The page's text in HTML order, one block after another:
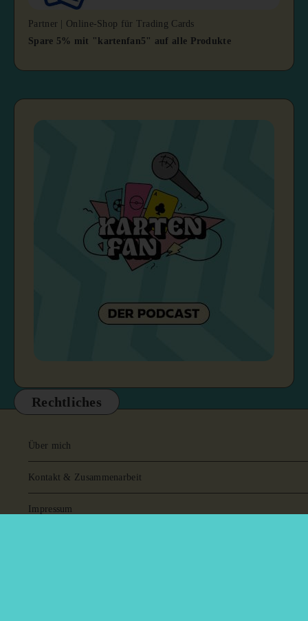
Partner | Online-Shop für Trading Cards
Spare 5% mit "kartenfan5" auf alle Produkte
Rechtliches
Über mich
Kontakt & Zusammenarbeit
Impressum